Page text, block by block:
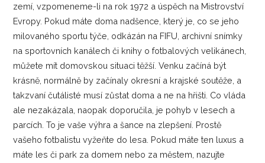
zemí, vzpomeneme-li na rok 1972 a úspěch na Mistrovství
Evropy. Pokud máte doma nadšence, který je, co se jeho
milovaného sportu týče, odkázán na FIFU, archivní snímky
na sportovních kanálech či knihy o fotbalových velikánech,
můžete mít domovskou situaci těžší. Venku začíná být
krásně, normálně by začínaly okresní a krajské soutěže, a
takzvaní čutálisté musí zůstat doma a ne na hřišti. Co vláda
ale nezakázala, naopak doporučila, je pohyb v lesech a
parcích. To je vaše výhra a šance na zlepšení. Prostě
vašeho fotbalistu vyžeňte do lesa. Pokud máte ten luxus a
máte les či park za domem nebo za městem, nazujte